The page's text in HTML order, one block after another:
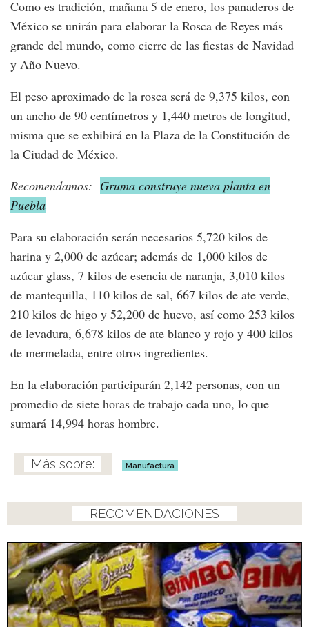
Como es tradición, mañana 5 de enero, los panaderos de
México se unirán para elaborar la Rosca de Reyes más
grande del mundo, como cierre de las fiestas de Navidad
y Año Nuevo.
El peso aproximado de la rosca será de 9,375 kilos, con
un ancho de 90 centímetros y 1,440 metros de longitud,
misma que se exhibirá en la Plaza de la Constitución de
la Ciudad de México.
Recomendamos: Gruma construye nueva planta en
Puebla
Para su elaboración serán necesarios 5,720 kilos de
harina y 2,000 de azúcar; además de 1,000 kilos de
azúcar glass, 7 kilos de esencia de naranja, 3,010 kilos
de mantequilla, 110 kilos de sal, 667 kilos de ate verde,
210 kilos de higo y 52,200 de huevo, así como 253 kilos
de levadura, 6,678 kilos de ate blanco y rojo y 400 kilos
de mermelada, entre otros ingredientes.
En la elaboración participarán 2,142 personas, con un
promedio de siete horas de trabajo cada uno, lo que
sumará 14,994 horas hombre.
Manufactura
RECOMENDACIONES